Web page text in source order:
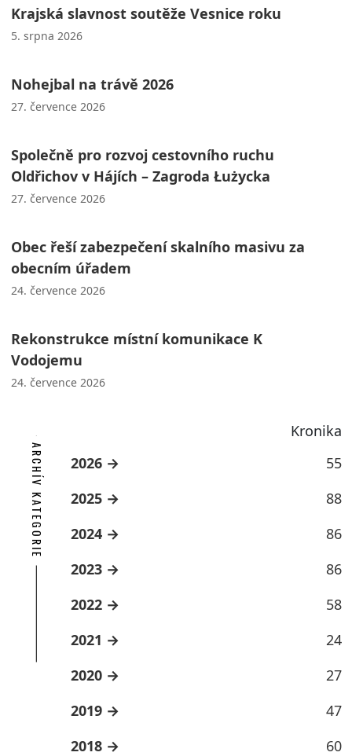
Krajská slavnost soutěže Vesnice roku
5. srpna 2026
Nohejbal na trávě 2026
27. července 2026
Společně pro rozvoj cestovního ruchu
Oldřichov v Hájích – Zagroda Łużycka
27. července 2026
Obec řeší zabezpečení skalního masivu za
obecním úřadem
24. července 2026
Rekonstrukce místní komunikace K
Vodojemu
24. července 2026
Kronika
ARCHÍV KATEGORIE 2026
55
2025
88
2024
86
2023
86
2022
58
2021
24
2020
27
2019
47
2018
60